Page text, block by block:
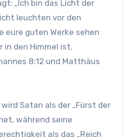
„Ich bin das Licht der
leuchten vor den
eure guten Werke sehen
in den Himmel ist,
8:12 und Matthäus
Satan als der „Fürst der
während seine
als das „Reich